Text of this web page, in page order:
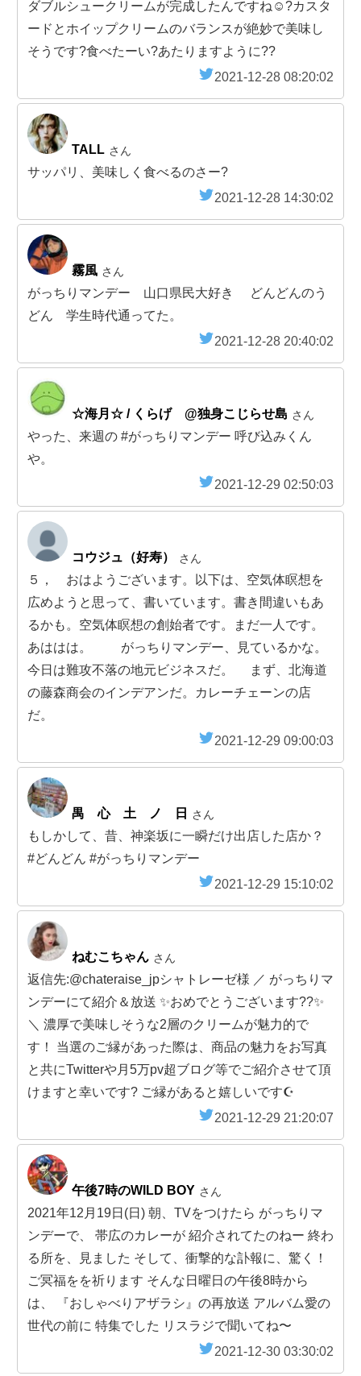
ダブルシュークリームが完成したんですね☺️?カスタ
ードとホイップクリームのバランスが絶妙で美味し
そうです?食べたーい?あたりますように??
2021-12-28 08:20:02
TALL さん
サッパリ、美味しく食べるのさー?
2021-12-28 14:30:02
霧風 さん
がっちりマンデー 山口県民大好き どんどんのう
どん 学生時代通ってた。
2021-12-28 20:40:02
☆海月☆ / くらげ @独身こじらせ島 さん
やった、来週の #がっちりマンデー 呼び込みくん
や。
2021-12-29 02:50:03
コウジュ（好寿） さん
５， おはようございます。以下は、空気体瞑想を
広めようと思って、書いています。書き間違いもあ
るかも。空気体瞑想の創始者です。まだ一人です。
あははは。 がっちりマンデー、見ているかな。
今日は難攻不落の地元ビジネスだ。 まず、北海道
の藤森商会のインデアンだ。カレーチェーンの店
だ。
2021-12-29 09:00:03
禺 心 土 ノ 日 さん
もしかして、昔、神楽坂に一瞬だけ出店した店か？
#どんどん #がっちりマンデー
2021-12-29 15:10:02
ねむこちゃん‎ さん
返信先:@chateraise_jpシャトレーゼ様 ／ がっちりマ
ンデーにて紹介＆放送 ✨おめでとうございます??✨
＼ 濃厚で美味しそうな2層のクリームが魅力的で
す！ 当選のご縁があった際は、商品の魅力をお写真
と共にTwitterや月5万pv超ブログ等でご紹介させて頂
けますと幸いです? ご縁があると嬉しいです☪︎
2021-12-29 21:20:07
午後7時のWILD BOY さん
2021年12月19日(日) 朝、TVをつけたら がっちりマ
ンデーで、 帯広のカレーが 紹介されてたのねー 終わ
る所を、見ました そして、衝撃的な訃報に、驚く！
ご冥福をを祈ります そんな日曜日の午後8時から
は、 『おしゃべりアザラシ』の再放送 アルバム愛の
世代の前に 特集でした リスラジで聞いてね〜
2021-12-30 03:30:02